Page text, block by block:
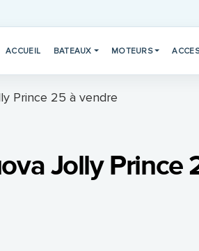
ACCUEIL BATEAUX MOTEURS
Prince 25 à vendre
Jolly Prince